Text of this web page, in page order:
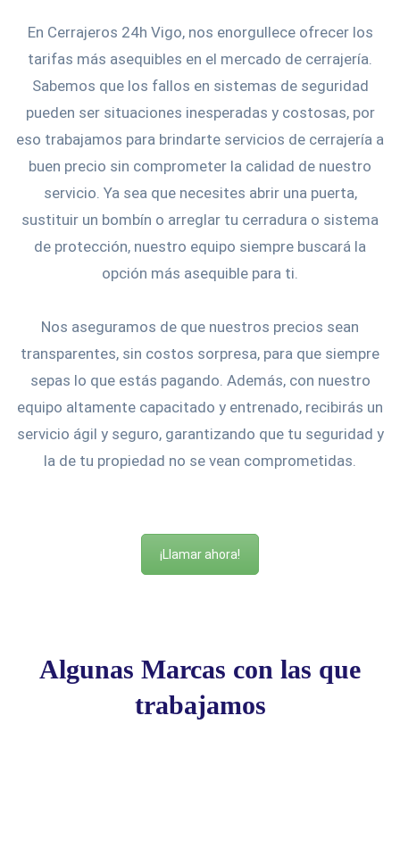
En Cerrajeros 24h Vigo, nos enorgullece ofrecer los
tarifas más asequibles en el mercado de cerrajería.
Sabemos que los fallos en sistemas de seguridad
pueden ser situaciones inesperadas y costosas, por
eso trabajamos para brindarte servicios de cerrajería a
buen precio sin comprometer la calidad de nuestro
servicio. Ya sea que necesites abrir una puerta,
sustituir un bombín o arreglar tu cerradura o sistema
de protección, nuestro equipo siempre buscará la
opción más asequible para ti.
Nos aseguramos de que nuestros precios sean
transparentes, sin costos sorpresa, para que siempre
sepas lo que estás pagando. Además, con nuestro
equipo altamente capacitado y entrenado, recibirás un
servicio ágil y seguro, garantizando que tu seguridad y
la de tu propiedad no se vean comprometidas.
¡Llamar ahora!
Algunas Marcas con las que
trabajamos